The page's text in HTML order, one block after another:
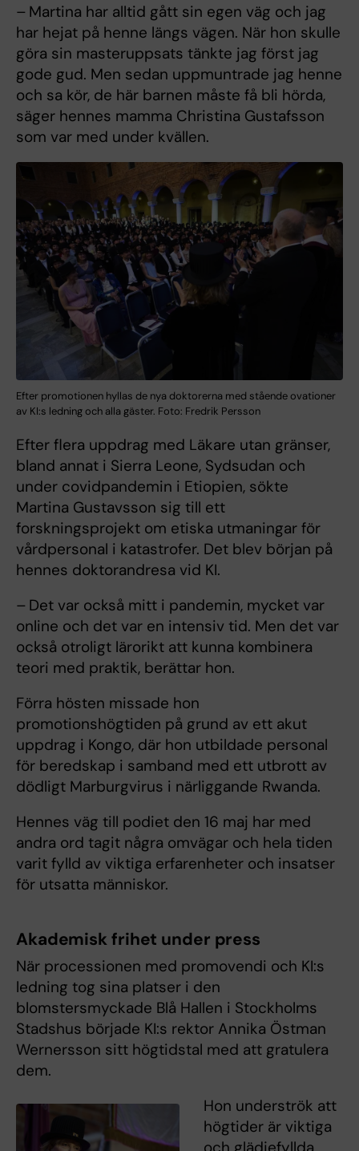
– Martina har alltid gått sin egen väg och jag
har hejat på henne längs vägen. När hon skulle
göra sin masteruppsats tänkte jag först jag
gode gud. Men sedan uppmuntrade jag henne
och sa kör, de här barnen måste få bli hörda,
säger hennes mamma Christina Gustafsson
som var med under kvällen.
Efter promotionen hyllas de nya doktorerna med stående ovationer
av KI:s ledning och alla gäster. Foto: Fredrik Persson
Efter flera uppdrag med Läkare utan gränser,
bland annat i Sierra Leone, Sydsudan och
under covidpandemin i Etiopien, sökte
Martina Gustavsson sig till ett
forskningsprojekt om etiska utmaningar för
vårdpersonal i katastrofer. Det blev början på
hennes doktorandresa vid KI.
– Det var också mitt i pandemin, mycket var
online och det var en intensiv tid. Men det var
också otroligt lärorikt att kunna kombinera
teori med praktik, berättar hon.
Förra hösten missade hon
promotionshögtiden på grund av ett akut
uppdrag i Kongo, där hon utbildade personal
för beredskap i samband med ett utbrott av
dödligt Marburgvirus i närliggande Rwanda.
Hennes väg till podiet den 16 maj har med
andra ord tagit några omvägar och hela tiden
varit fylld av viktiga erfarenheter och insatser
för utsatta människor.
Akademisk frihet under press
När processionen med promovendi och KI:s
ledning tog sina platser i den
blomstersmyckade Blå Hallen i Stockholms
Stadshus började KI:s rektor Annika Östman
Wernersson sitt högtidstal med att gratulera
dem.
Hon underströk att
högtider är viktiga